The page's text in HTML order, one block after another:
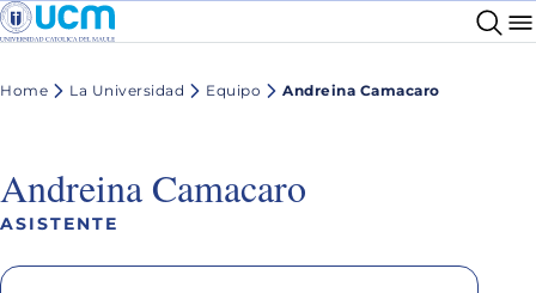
Home La Universidad Equipo Andreina Camacaro
Andreina Camacaro
ASISTENTE